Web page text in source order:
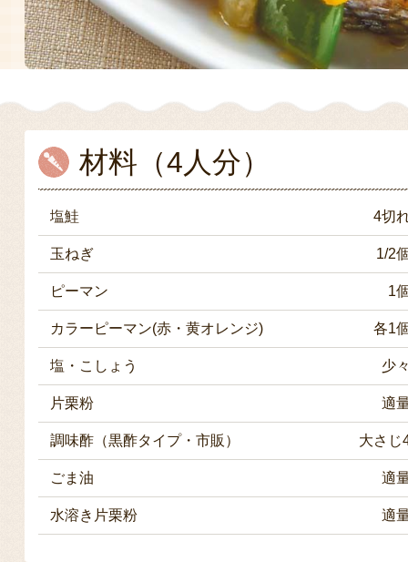
材料（4人分）
塩鮭 4切
玉ねぎ 1/2
ピーマン 1
カラーピーマン(赤・黄オレンジ) 各1
塩・こしょう 少
片栗粉 適
調味酢（黒酢タイプ・市販） 大さじ
ごま油 適
水溶き片栗粉 適